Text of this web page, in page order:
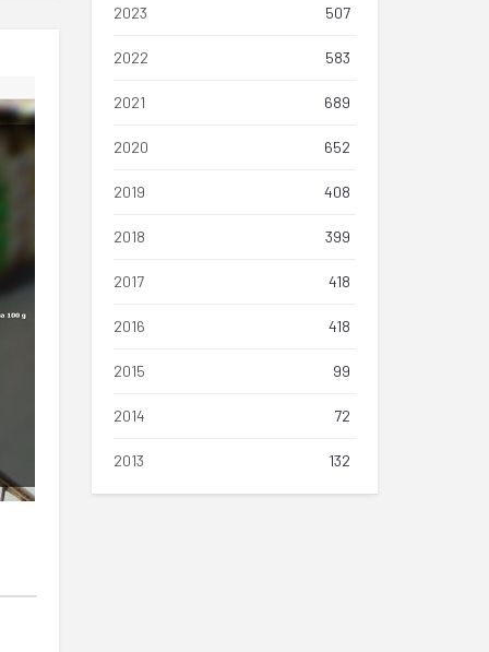
2023 507
2022 583
2021 689
2020 652
2019 408
2018 399
2017 418
2016 418
2015 99
2014 72
2013 132